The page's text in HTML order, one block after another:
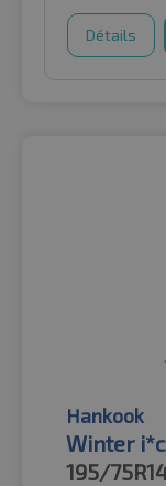
Détails
Hankook
Winter
195/